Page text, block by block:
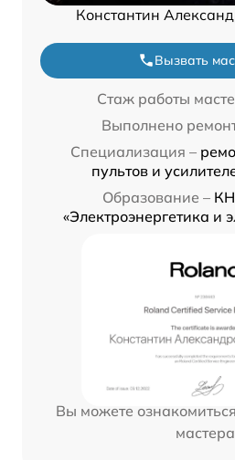
Константин
Вызвать
Стаж работы
Выполнено
Специализация –
пультов и
Образование –
«Электроэнергетика и
Вы можете
мастера